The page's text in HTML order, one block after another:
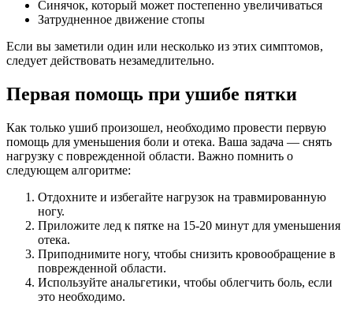
Синячок, который может постепенно увеличиваться
Затрудненное движение стопы
Если вы заметили один или несколько из этих симптомов,
следует действовать незамедлительно.
Первая помощь при ушибе пятки
Как только ушиб произошел, необходимо провести первую
помощь для уменьшения боли и отека. Ваша задача — снять
нагрузку с поврежденной области. Важно помнить о
следующем алгоритме:
Отдохните и избегайте нагрузок на травмированную
ногу.
Приложите лед к пятке на 15-20 минут для уменьшения
отека.
Приподнимите ногу, чтобы снизить кровообращение в
поврежденной области.
Используйте анальгетики, чтобы облегчить боль, если
это необходимо.